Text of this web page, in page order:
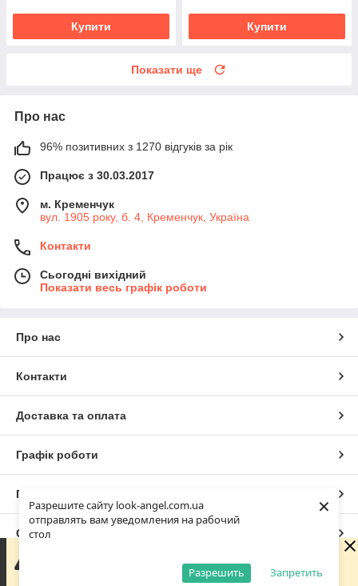
Разрешите сайту look-angel.com.ua
отправлять вам уведомления на рабочий
стол
Запретить
Разрешить
×
Купити Купити
Показати ще
Про нас
96% позитивних з 1270 відгуків за рік
Працює з 30.03.2017
м. Кременчук
вул. 1905 року, б. 4, Кременчук, Україна
Контакти
Сьогодні вихідний
Показати весь графік роботи
Про нас
Контакти
Доставка та оплата
Графік роботи
Повна версія сайту
Сайт створено на маркетплейсі
Політика конфіденційності
повідомлення будуть оброблені з 10:00 найближчого
робочого дня (завтра, 10.08).